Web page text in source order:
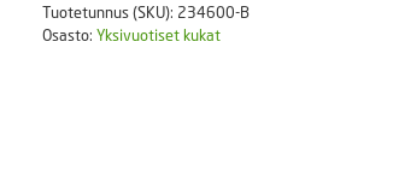
valkoinen
Tuotetunnus (SKU): 234600-B
Osasto: Yksivuotiset kukat